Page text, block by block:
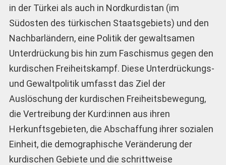
in der Türkei als auch in Nordkurdistan (im
Südosten des türkischen Staatsgebiets) und den
Nachbarländern, eine Politik der gewaltsamen
Unterdrückung bis hin zum Faschismus gegen den
kurdischen Freiheitskampf. Diese Unterdrückungs-
und Gewaltpolitik umfasst das Ziel der
Auslöschung der kurdischen Freiheitsbewegung,
die Vertreibung der Kurd:innen aus ihren
Herkunftsgebieten, die Abschaffung ihrer sozialen
Einheit, die demographische Veränderung der
kurdischen Gebiete und die schrittweise